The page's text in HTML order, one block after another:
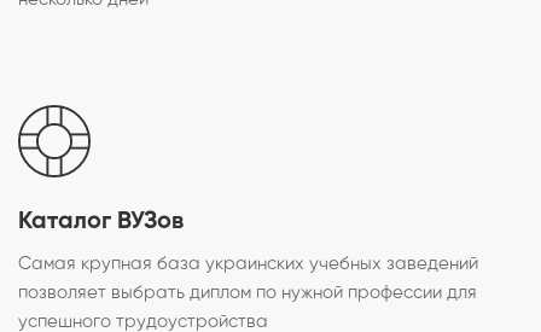
Каталог ВУЗов
Самая крупная база украинских учебных заведений
позволяет выбрать диплом по нужной профессии для
успешного трудоустройства